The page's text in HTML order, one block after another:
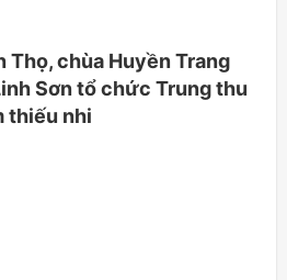
Thọ, chùa Huyền Trang
Sơn tổ chức Trung thu
thiếu nhi